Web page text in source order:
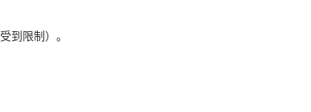
限制）。